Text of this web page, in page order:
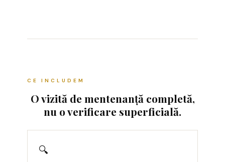
Variator de tensiune
diferențiale și descărcătoare
CE INCLUDEM
O vizită de mentenanță completă,
nu o verificare superficială.
🔍